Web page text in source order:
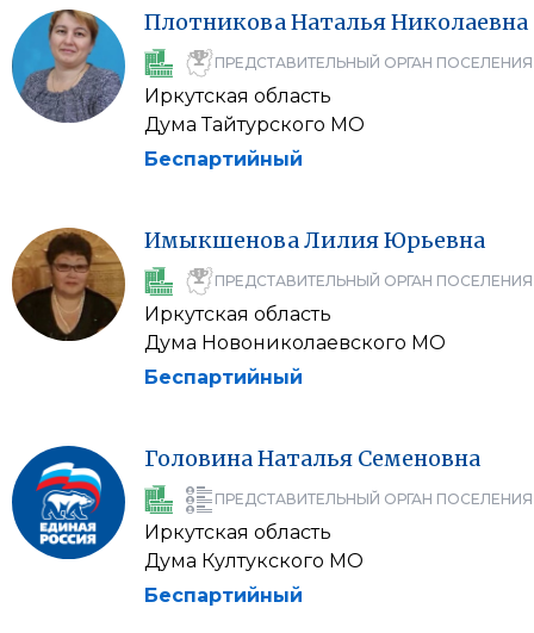
ПлотниковаНатальяНиколаевна
ПРЕДСТАВИТЕЛЬНЫЙ ОРГАН ПОСЕЛЕНИЯ
Иркутская область
Дума Тайтурского МО
Беспартийный
ИмыкшеноваЛилияЮрьевна
ПРЕДСТАВИТЕЛЬНЫЙ ОРГАН ПОСЕЛЕНИЯ
Иркутская область
Дума Новониколаевского МО
Беспартийный
ГоловинаНаталья Семеновна
ПРЕДСТАВИТЕЛЬНЫЙ ОРГАН ПОСЕЛЕНИЯ
Иркутская область
Дума Култукского МО
Беспартийный